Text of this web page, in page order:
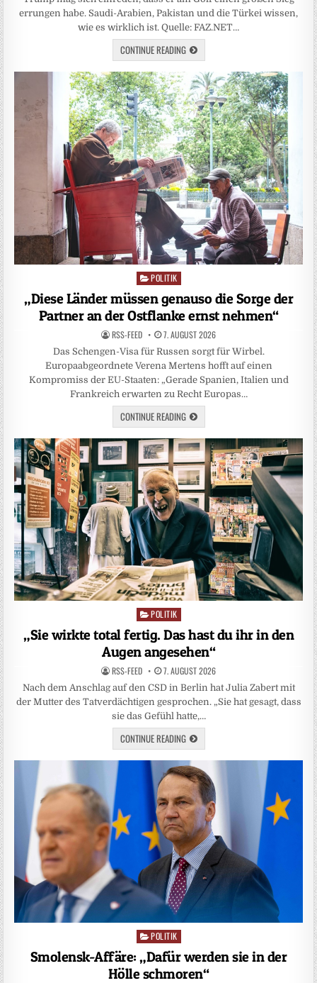
errungen habe. Saudi-Arabien, Pakistan und die Türkei wissen,
wie es wirklich ist. Quelle: FAZ.NET…
CONTINUE READING
Posted
POLITIK
„Diese Länder müssen genauso die Sorge der
Partner an der Ostflanke ernst nehmen“
RSS-FEED 7. AUGUST 2026
Das Schengen-Visa für Russen sorgt für Wirbel.
Europaabgeordnete Verena Mertens hofft auf einen
Kompromiss der EU-Staaten: „Gerade Spanien, Italien und
Frankreich erwarten zu Recht Europas…
CONTINUE READING
Posted
POLITIK
„Sie wirkte total fertig. Das hast du ihr in den
Augen angesehen“
RSS-FEED 7. AUGUST 2026
Nach dem Anschlag auf den CSD in Berlin hat Julia Zabert mit
der Mutter des Tatverdächtigen gesprochen. „Sie hat gesagt, dass
sie das Gefühl hatte,…
CONTINUE READING
Posted
POLITIK
Smolensk-Affäre: „Dafür werden sie in der
Hölle schmoren“